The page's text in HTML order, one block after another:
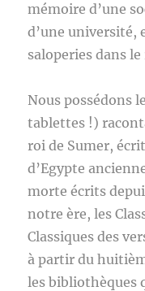
mémoire d’une
d’une université,
saloperies dans le
Nous possédons
tablettes !)
roi de Sumer,
d’Egypte
morte écrits
notre ère, les
Classiques des
à partir du
les bibliothèques